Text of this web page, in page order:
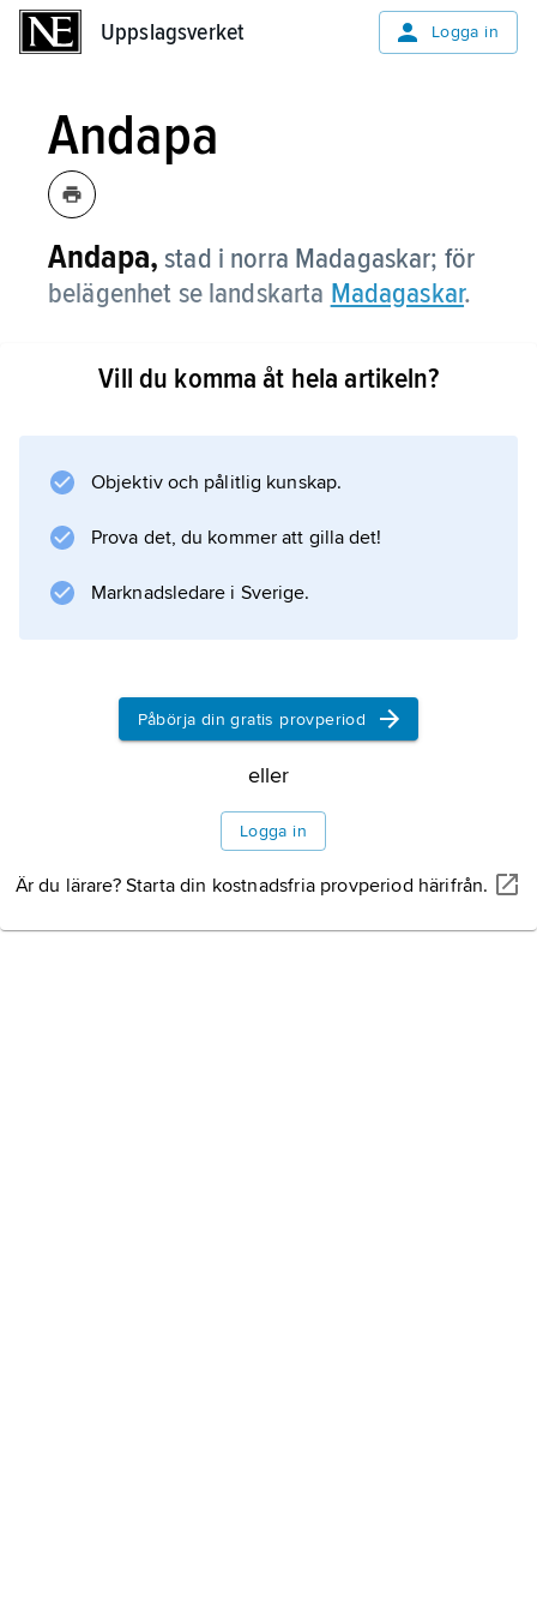
Uppslagsverket Logga in
Andapa
Andapa, stad i norra Madagaskar; för
belägenhet se landskarta Madagaskar.
Vill du komma åt hela artikeln?
Objektiv och pålitlig kunskap.
Prova det, du kommer att gilla det!
Marknadsledare i Sverige.
Påbörja din gratis provperiod
eller
Logga in
Är du lärare? Starta din kostnadsfria provperiod härifrån.